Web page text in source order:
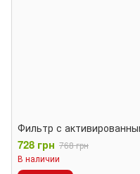
Фильтр с
728 грн 768 грн
В наличии